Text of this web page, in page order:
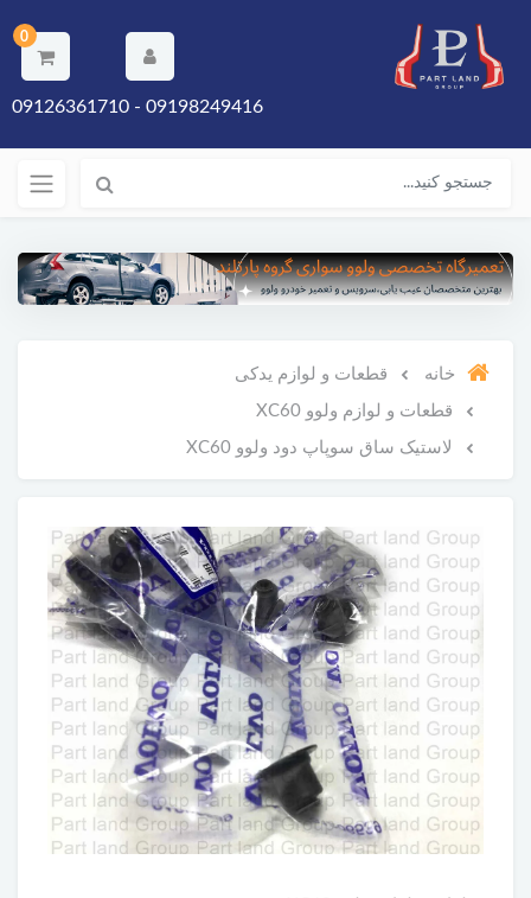
0
09198249416 - 09126361710
خانه قطعات و لوازم یدکی
قطعات و لوازم ولوو XC60
لاستیک ساق سوپاپ دود ولوو XC60